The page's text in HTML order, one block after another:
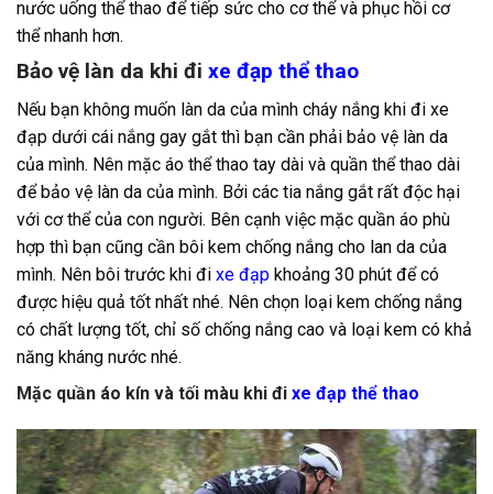
nước uống thể thao để tiếp sức cho cơ thể và phục hồi cơ
thể nhanh hơn.
Bảo vệ làn da khi đi xe đạp thể thao
Nếu bạn không muốn làn da của mình cháy nắng khi đi xe
đạp dưới cái nắng gay gắt thì bạn cần phải bảo vệ làn da
của mình. Nên mặc áo thể thao tay dài và quần thể thao dài
để bảo vệ làn da của mình. Bởi các tia nắng gắt rất độc hại
với cơ thể của con người. Bên cạnh việc mặc quần áo phù
hợp thì bạn cũng cần bôi kem chống nắng cho lan da của
mình. Nên bôi trước khi đi xe đạp khoảng 30 phút để có
được hiệu quả tốt nhất nhé. Nên chọn loại kem chống nắng
có chất lượng tốt, chỉ số chống nắng cao và loại kem có khả
năng kháng nước nhé.
Mặc quần áo kín và tối màu khi đi xe đạp thể thao